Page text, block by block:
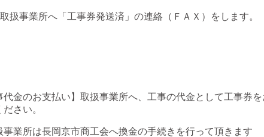
扱事業所へ「工事券発送済」の連絡（ＦＡＸ）をします。
代金のお支払い】取扱事業所へ、工事の代金として工事券
さい。
業所は長岡京市商工会へ換金の手続きを行って頂きます